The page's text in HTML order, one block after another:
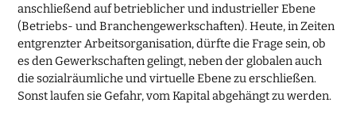
anschließend auf betrieblicher und industrieller Ebene
(Betriebs- und Branchengewerkschaften). Heute, in Zeiten
entgrenzter Arbeitsorganisation, dürfte die Frage sein, ob
es den Gewerkschaften gelingt, neben der globalen auch
die sozialräumliche und virtuelle Ebene zu erschließen.
Sonst laufen sie Gefahr, vom Kapital abgehängt zu werden.